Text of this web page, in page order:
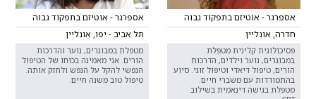
אספרגר - אוטיזם בתפקוד גבוה
חדרה, אונליין
פסיכולוגית קלינית מטפלת
במבוגרים, נוער וילדים, הדרכות
הורים, טיפול דיאדי וטיפול זוגי. סיוע
בהתמודדות עם משברי חיים.
מטפלת בגישה דינאמית בשילוב
אספרגר - אוטיזם בתפקוד גבוה
תל אביב - יפו, אונליין
מטפלת במבוגרים, נוער והדרכות
הורים. אני מאמינה בכוחו של הטיפול
הנפשי להקל על הנפש ולחזק אותה.
טיפול טוב משנה חיים.